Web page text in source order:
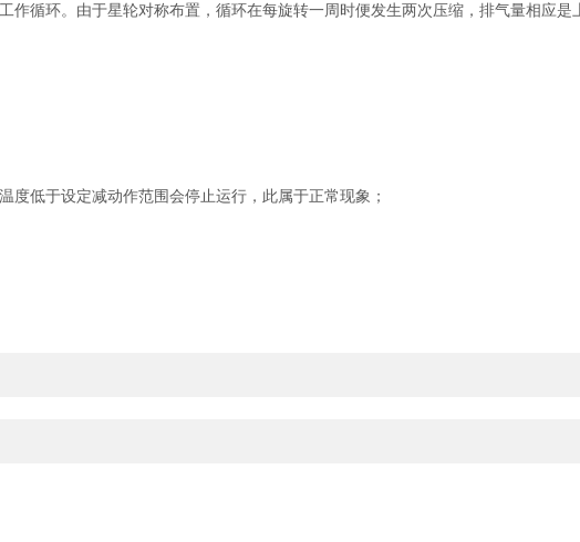
环。由于星轮对称布置，循环在每旋转一周时便发生两次压缩，排气量相应是
低于设定减动作范围会停止运行，此属于正常现象；